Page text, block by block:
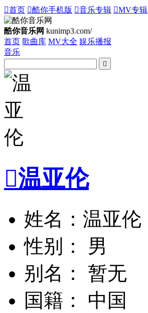
首页 酷你手机版 音乐专辑 MV专辑
酷你音乐网 kunimp3.com/
首页 歌曲库 MV大全 娱乐播报
音乐

温亚伦
姓名：温亚伦
性别： 男
别名： 暂无
国籍： 中国